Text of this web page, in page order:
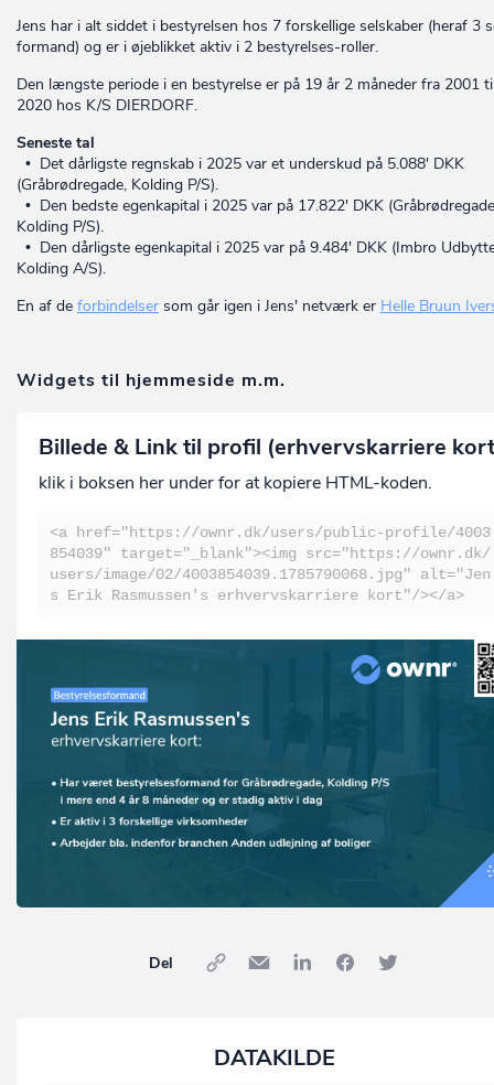
Jens har i alt siddet i bestyrelsen hos 7 forskellige selskaber (heraf 3
formand) og er i øjeblikket aktiv i 2 bestyrelses-roller.
Den længste periode i en bestyrelse er på 19 år 2 måneder fra 2001
2020 hos K/S DIERDORF.
Seneste tal
• Det dårligste regnskab i 2025 var et underskud på 5.088' DKK
(Gråbrødregade, Kolding P/S).
• Den bedste egenkapital i 2025 var på 17.822' DKK
Kolding P/S).
• Den dårligste egenkapital i 2025 var på 9.484' DKK (Imbro
Kolding A/S).
En af de forbindelser som går igen i Jens' netværk er Helle Bruun
Widgets til hjemmeside m.m.
Billede & Link til profil (erhvervskarriere
klik i boksen her under for at kopiere HTML-koden.
<a href="https://ownr.dk/users/public-profile/4003
854039" target="_blank"><img src="https://ownr.dk/
users/image/02/4003854039.1785790068.jpg" alt="Jen
s Erik Rasmussen's erhvervskarriere kort"/></a>
Del
DATAKILDE